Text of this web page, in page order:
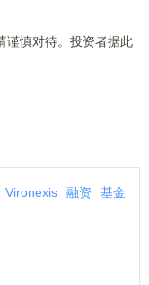
慎对待。投资者据此
Vironexis 融资 基金